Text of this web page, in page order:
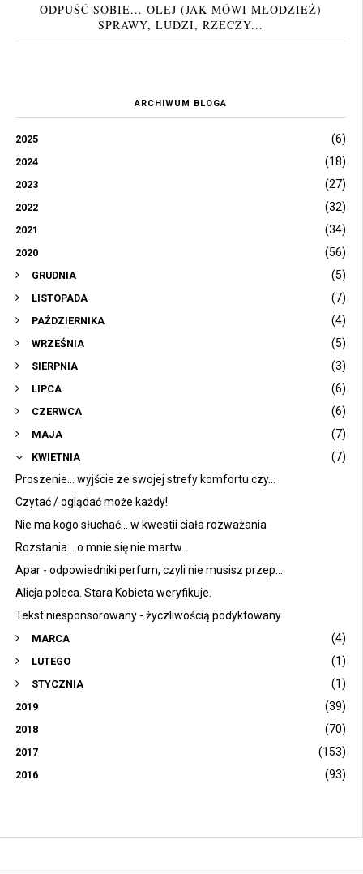
ODPUŚĆ SOBIE... OLEJ (JAK MÓWI MŁODZIEŻ)
SPRAWY, LUDZI, RZECZY...
ARCHIWUM BLOGA
2025 (6)
2024 (18)
2023 (27)
2022 (32)
2021 (34)
2020 (56)
GRUDNIA (5)
LISTOPADA (7)
PAŹDZIERNIKA (4)
WRZEŚNIA (5)
SIERPNIA (3)
LIPCA (6)
CZERWCA (6)
MAJA (7)
KWIETNIA
(7)
Proszenie... wyjście ze swojej strefy komfortu czy...
Czytać / oglądać może każdy!
Nie ma kogo słuchać... w kwestii ciała rozważania
Rozstania... o mnie się nie martw...
Apar - odpowiedniki perfum, czyli nie musisz przep...
Alicja poleca. Stara Kobieta weryfikuje.
Tekst niesponsorowany - życzliwością podyktowany
MARCA (4)
LUTEGO (1)
STYCZNIA (1)
2019 (39)
2018 (70)
2017 (153)
2016 (93)